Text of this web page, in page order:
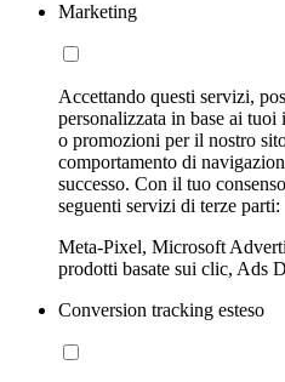
Marketing
Accettando questi servizi,
personalizzata in base ai
o promozioni per il nostro
comportamento di
successo. Con il tuo
seguenti servizi di terze parti:
Meta-Pixel, Microsoft
prodotti basate sui clic, Ads
Conversion tracking esteso